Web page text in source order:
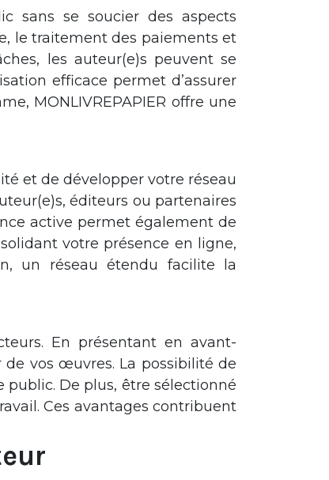
sans se soucier des aspects
le traitement des paiements et
les auteur(e)s peuvent se
efficace permet d’assurer
MONLIVREPAPIER offre une
et de développer votre réseau
éditeurs ou partenaires
active permet également de
votre présence en ligne,
un réseau étendu facilite la
En présentant en avant-
de vos œuvres. La possibilité de
De plus, être sélectionné
Ces avantages contribuent